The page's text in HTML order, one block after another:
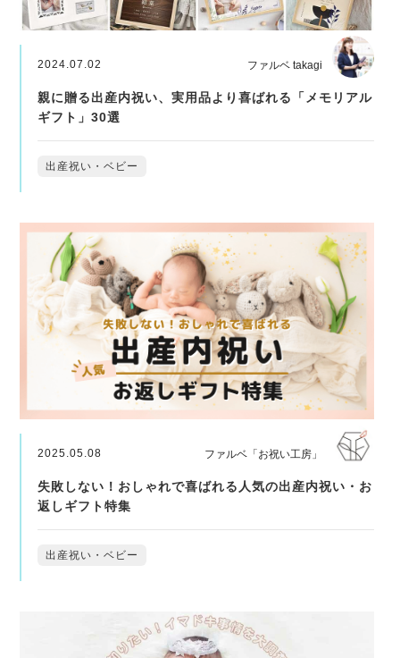
ファルベ takagi
2024.07.02
親に贈る出産内祝い、実用品より喜ばれる「メモリアル
ギフト」30選
出産祝い・ベビー
ファルベ「お祝い工房」
2025.05.08
失敗しない！おしゃれで喜ばれる人気の出産内祝い・お
返しギフト特集
出産祝い・ベビー